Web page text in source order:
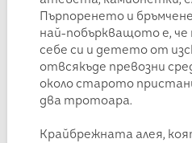
Пърпоренето и
най-побъркващото е,
себе си и детето от
отвсякъде превозни
около старото
два тротоара.
Крайбрежната алея,